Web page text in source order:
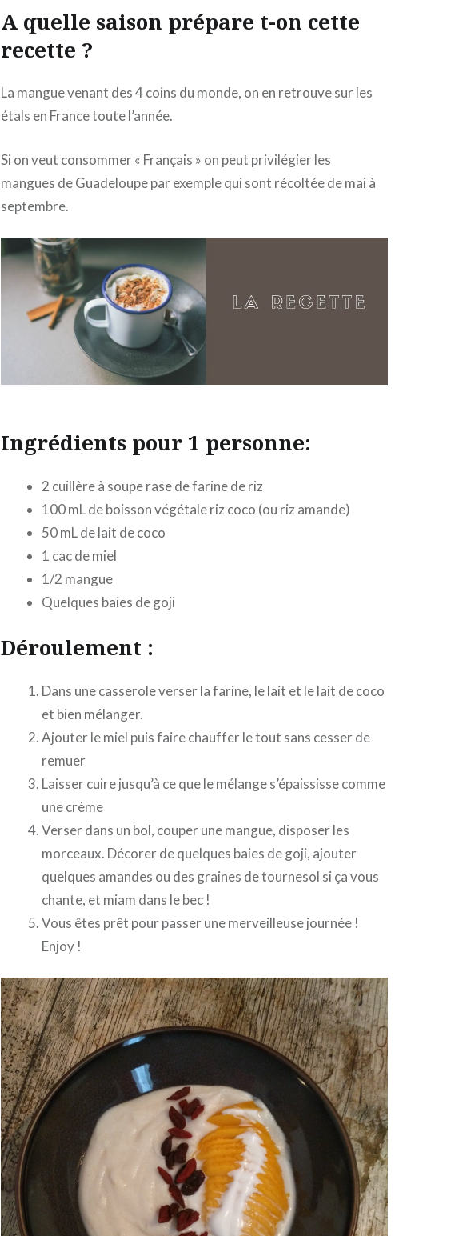
A quelle saison prépare t-on cette
recette ?
La mangue venant des 4 coins du monde, on en retrouve sur les
étals en France toute l’année.
Si on veut consommer « Français » on peut privilégier les
mangues de Guadeloupe par exemple qui sont récoltée de mai à
septembre.
Ingrédients pour 1 personne:
2 cuillère à soupe rase de farine de riz
100 mL de boisson végétale riz coco (ou riz amande)
50 mL de lait de coco
1 cac de miel
1/2 mangue
Quelques baies de goji
Déroulement :
Dans une casserole verser la farine, le lait et le lait de coco
et bien mélanger.
Ajouter le miel puis faire chauffer le tout sans cesser de
remuer
Laisser cuire jusqu’à ce que le mélange s’épaississe comme
une crème
Verser dans un bol, couper une mangue, disposer les
morceaux. Décorer de quelques baies de goji, ajouter
quelques amandes ou des graines de tournesol si ça vous
chante, et miam dans le bec !
Vous êtes prêt pour passer une merveilleuse journée !
Enjoy !